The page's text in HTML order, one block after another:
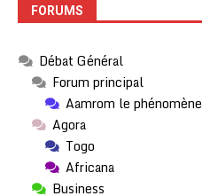
FORUMS
Débat Général
Forum principal
Aamrom le
Agora
Togo
Africana
Business